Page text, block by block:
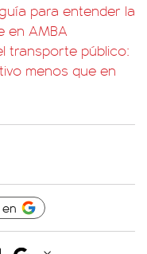
para entender la
en AMBA
transporte público:
menos que en